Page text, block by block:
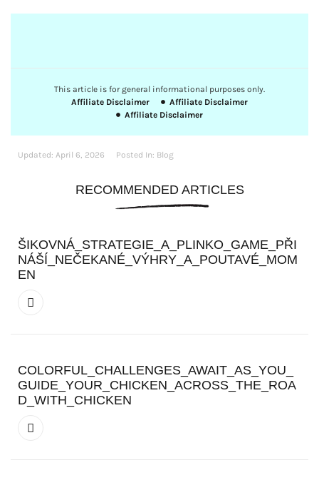
This article is for general informational purposes only.
Affiliate Disclaimer
Affiliate Disclaimer
Affiliate Disclaimer
Updated: April 6, 2026 Posted In: Blog
RECOMMENDED ARTICLES
ŠIKOVNÁ_STRATEGIE_A_PLINKO_GAME_PŘI
NÁŠÍ_NEČEKANÉ_VÝHRY_A_POUTAVÉ_MOM
EN
COLORFUL_CHALLENGES_AWAIT_AS_YOU_
GUIDE_YOUR_CHICKEN_ACROSS_THE_ROA
D_WITH_CHICKEN